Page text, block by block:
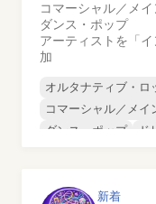
コマーシャル／メ
ダンス・ポップ
アーティストを「
加
オルタナティブ・ロ
コマーシャル／メイ
ダンス・ポップ
ド
新着